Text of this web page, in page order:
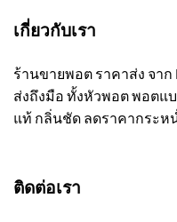
เกี่ยวกับเรา
ร้านขายพอต ราคาส่ง จา
ส่งถึงมือ ทั้งหัวพอต พอตแ
แท้ กลิ่นชัด ลดราคากระห
ติดต่อเรา